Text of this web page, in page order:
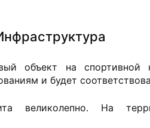
объект на спортивной
и будет
великолепно. На